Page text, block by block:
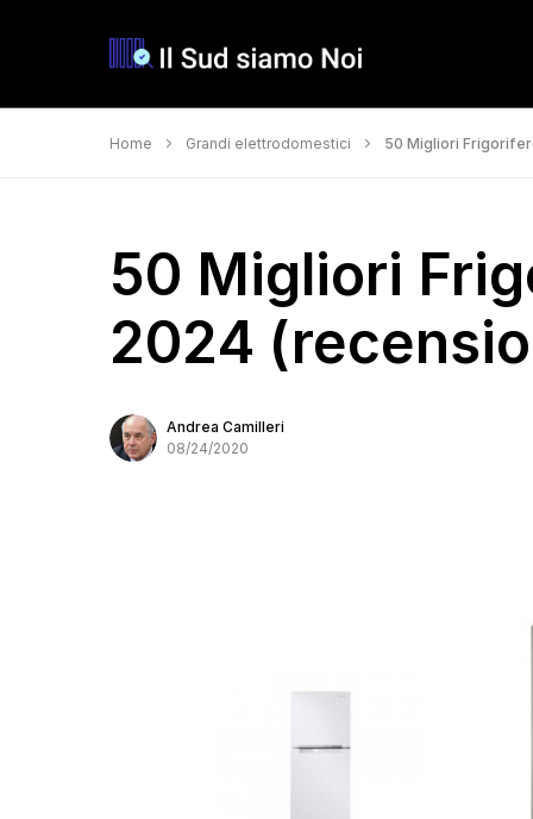
Home Grandi elettrodomestici 50 Migliori
50 Migliori
2024
Andrea Camilleri
08/24/2020